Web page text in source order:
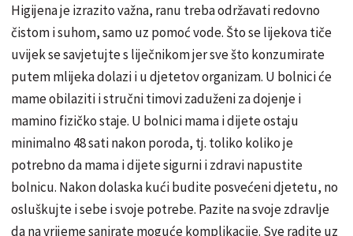
Higijena je izrazito važna, ranu treba održavati redovno
čistom i suhom, samo uz pomoć vode. Što se lijekova tiče
uvijek se savjetujte s liječnikom jer sve što konzumirate
putem mlijeka dolazi i u djetetov organizam. U bolnici će
mame obilaziti i stručni timovi zaduženi za dojenje i
mamino fizičko staje. U bolnici mama i dijete ostaju
minimalno 48 sati nakon poroda, tj. toliko koliko je
potrebno da mama i dijete sigurni i zdravi napustite
bolnicu. Nakon dolaska kući budite posvećeni djetetu, no
osluškujte i sebe i svoje potrebe. Pazite na svoje zdravlje
da na vrijeme sanirate moguće komplikacije. Sve radite uz